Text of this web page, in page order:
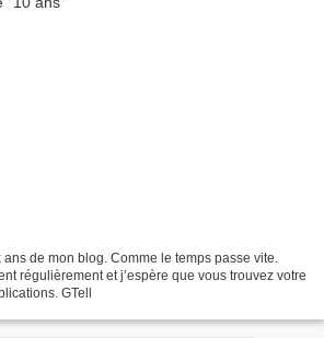
ans de mon blog. Comme le temps passe vite.
régulièrement et j’espère que vous trouvez votre
GTell